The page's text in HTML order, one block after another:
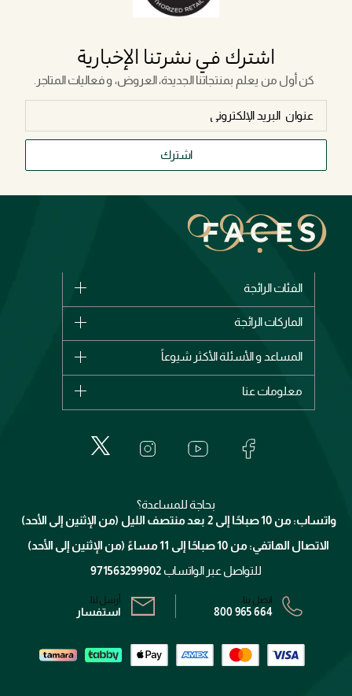
اشترك في نشرتنا الإخبارية
كن أول من يعلم بمنتجاتنا الجديدة، العروض، و فعاليات المتاجر.
اشترك
الفئات الرائجة
الأكثر مبيعاً
اشترِ بطاقة هدية
الماركات الرائجة
بربري
إيف سان لوران
المساعد و الأسئلة الأكثر شيوعاً
الإرجاع
معلومات عنا
خدمات المعارض
برنامج الولاء ميوز
الشروط و الأحكام
سياسة الخصوصية
بحاجة للمساعدة؟
واتساب: من 10 صباحًا إلى 2 بعد منتصف الليل (من الإثنين إلى الأحد)
الاتصال الهاتفي: من 10 صباحًا إلى 11 مساءً (من الإثنين إلى الأحد)
للتواصل عبر الواتساب 971563299902
اتصل بنا:
800 965 664
أرسل لنا:
استفسار